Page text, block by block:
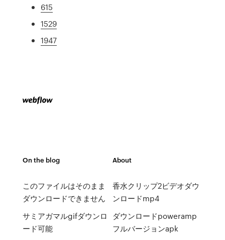
615
1529
1947
On the blog
このファイルはそのまま
ダウンロードできません
サミアガマルgifダウンロ
ード可能
About
香水クリップ2ビデオダウ
ンロードmp4
ダウンロードpoweramp
フルバージョンapk